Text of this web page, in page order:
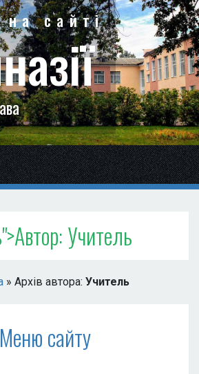
на сайті
">Автор:Учитель
» Архів автора: Учитель
Меню сайту